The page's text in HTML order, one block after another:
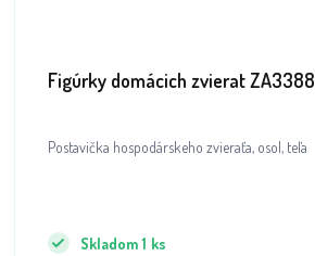
Figúrky domácich zvierat ZA3388
Postavička hospodárskeho zvieraťa, osol, teľa
Skladom 1 ks